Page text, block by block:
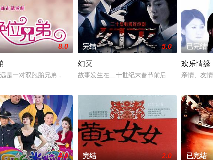
8.0
是一对双胞胎兄弟，哥哥在股市做庄家，弟弟在海岛一所小学当副校长。
完结 5.0
幻灭
故事发生在二十世纪末春节前后，我国南方某
已完结
欢乐情缘
亲情、友
4.0 完结 2.0 已完结